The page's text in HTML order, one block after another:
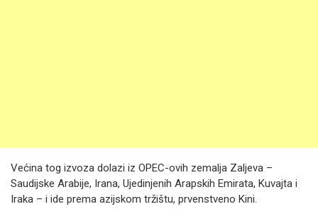
Većina tog izvoza dolazi iz OPEC-ovih zemalja Zaljeva –
Saudijske Arabije, Irana, Ujedinjenih Arapskih Emirata, Kuvajta i
Iraka – i ide prema azijskom tržištu, prvenstveno Kini.